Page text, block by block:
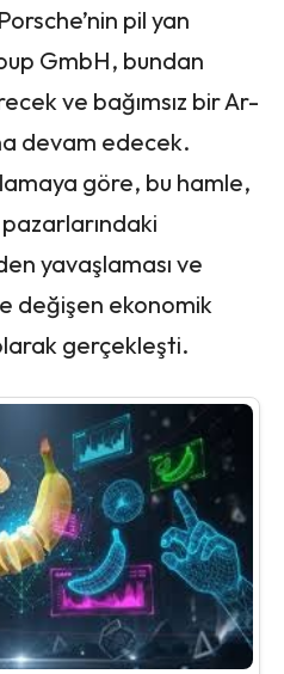
pil yan
GmbH, bundan
ve bağımsız bir Ar-
devam edecek.
göre, bu hamle,
yavaşlaması ve
değişen ekonomik
gerçekleşti.